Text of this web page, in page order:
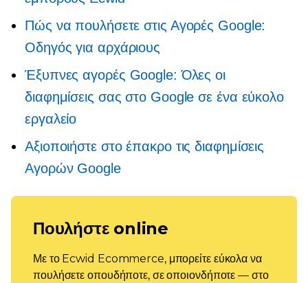
Πώς να πουλήσετε στις Αγορές Google:
Οδηγός για αρχάριους
Έξυπνες αγορές Google: Όλες οι
διαφημίσεις σας στο Google σε ένα εύκολο
εργαλείο
Αξιοποιήστε στο έπακρο τις διαφημίσεις
Αγορών Google
Πουλήστε online
Με το Ecwid Ecommerce, μπορείτε εύκολα να
πουλήσετε οπουδήποτε, σε οποιονδήποτε — στο